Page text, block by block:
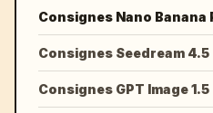
Consignes Nano Banana
Consignes Seedream 4.5
Consignes GPT Image 1.5